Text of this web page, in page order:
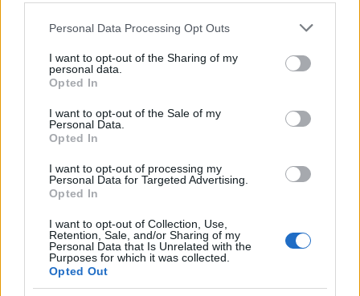
Please note that this website/app uses one or more Google
not limited to your visit or usage behaviour. You may click to
grant or deny consent to Google and its third-party tags to
use your data for below specified purposes in below Google
consent section.
Personal Data Processing Opt Outs
I want to opt-out of the Sharing of my
personal data.
Opted In
I want to opt-out of the Sale of my
Personal Data.
Opted In
I want to opt-out of processing my
Personal Data for Targeted Advertising.
Opted In
I want to opt-out of Collection, Use,
Retention, Sale, and/or Sharing of my
Personal Data that Is Unrelated with the
Purposes for which it was collected.
Opted Out
Δημοφιλείς Ειδήσεις
Αλλάζουν τα χαρτονομίσματα ευρώ –
Οριστικά εκτός το 500ευρο
ΑΣΕΠ: Αυτές είναι οι δύο επόμενες
προκηρύξεις «μαμούθ» (με μόρια)